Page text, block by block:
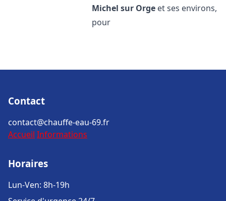
Michel sur Orge et ses environs,
pour
Contact
contact@chauffe-eau-69.fr
Accueil Informations
Horaires
Lun-Ven: 8h-19h